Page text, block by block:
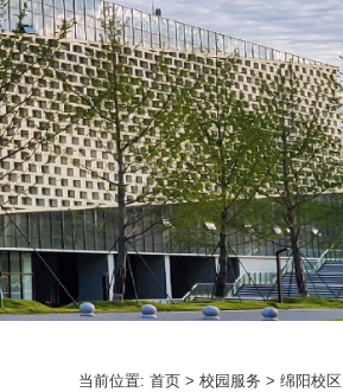
当前位置:首页 >校园服务 >绵阳校区